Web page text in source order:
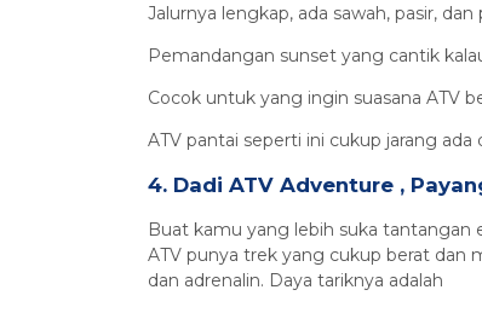
Jalurnya lengkap, ada sawah, pasir, dan
Pemandangan sunset yang cantik
Cocok untuk yang ingin suasana ATV
ATV pantai seperti ini cukup jarang
4. Dadi ATV Adventure ,
Buat kamu yang lebih suka tantangan
ATV punya trek yang cukup berat dan
dan adrenalin. Daya tariknya adalah